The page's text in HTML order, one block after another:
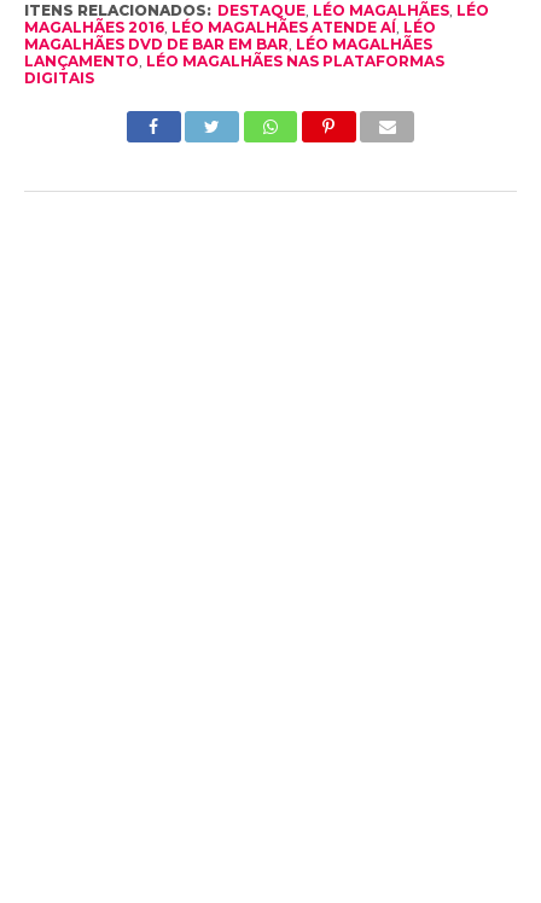
ITENS RELACIONADOS: DESTAQUE, LÉO MAGALHÃES, LÉO
MAGALHÃES 2016, LÉO MAGALHÃES ATENDE AÍ, LÉO
MAGALHÃES DVD DE BAR EM BAR, LÉO MAGALHÃES
LANÇAMENTO, LÉO MAGALHÃES NAS PLATAFORMAS
DIGITAIS